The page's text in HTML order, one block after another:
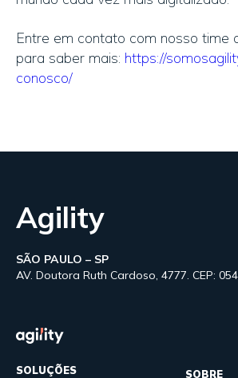
Entre em contato com nosso time
para saber mais: https://
conosco/
Agility
SÃO PAULO – SP
AV. Doutora Ruth Cardoso, 4777. CEP:
SOLUÇÕES
SOBRE